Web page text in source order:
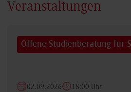
Veranstaltungen
Offene Studienberatung für
02.09.2026 18:00 Uhr